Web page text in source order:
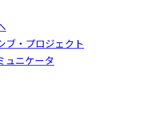
ブ・プロジェクト
ュニケータ